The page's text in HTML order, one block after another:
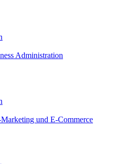
Administration
und E-Commerce